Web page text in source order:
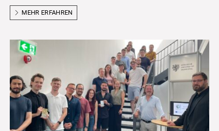
MEHR ERFAHREN